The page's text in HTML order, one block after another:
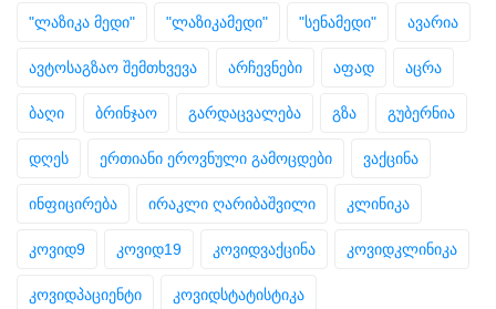
"ლაზიკა მედი" "ლაზიკამედი" "სენამედი" ავარია
ავტოსაგზაო შემთხვევა არჩევნები აფად აცრა
ბაღი ბრინჯაო გარდაცვალება გზა გუბერნია
დღეს ერთიანი ეროვნული გამოცდები ვაქცინა
ინფიცირება ირაკლი ღარიბაშვილი კლინიკა
კოვიდ9 კოვიდ19 კოვიდვაქცინა კოვიდკლინიკა
კოვიდპაციენტი კოვიდსტატისტიკა